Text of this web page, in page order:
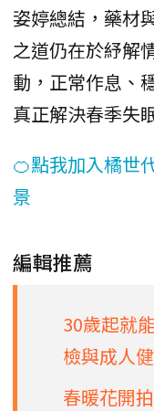
姿婷總結，藥材
之道仍在於紓解
動，正常作息、
真正解決春季失
🍊點我加入橘世
景
編輯推薦
30歲起就
檢與成人
春暖花開